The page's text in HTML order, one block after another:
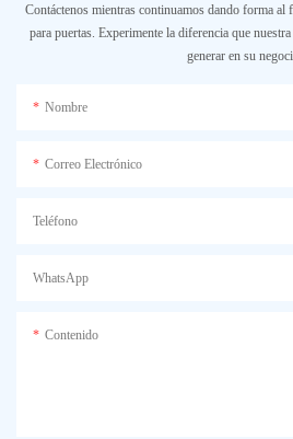
Contáctenos mientras continuamos dando forma
para puertas. Experimente la diferencia que
generar en su
Nombre
Correo Electrónico
Teléfono
WhatsApp
Contenido